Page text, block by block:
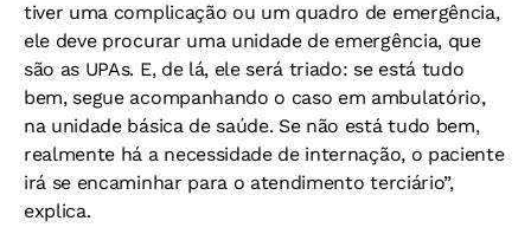
tiver uma complicação ou um quadro de emergência,
ele deve procurar uma unidade de emergência, que
são as UPAs. E, de lá, ele será triado: se está tudo
bem, segue acompanhando o caso em ambulatório,
na unidade básica de saúde. Se não está tudo bem,
realmente há a necessidade de internação, o paciente
irá se encaminhar para o atendimento terciário”,
explica.